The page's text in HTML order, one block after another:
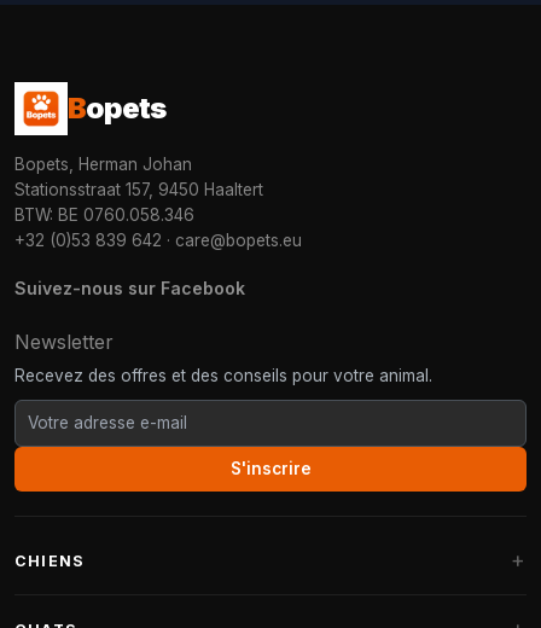
Bopets
Bopets, Herman Johan
Stationsstraat 157, 9450 Haaltert
BTW: BE 0760.058.346
+32 (0)53 839 642 · care@bopets.eu
Suivez-nous sur Facebook
Newsletter
Recevez des offres et des conseils pour votre animal.
S'inscrire
CHIENS